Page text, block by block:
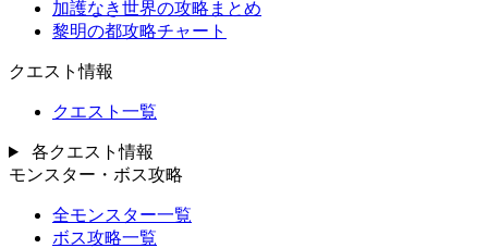
加護なき世界の攻略まとめ
黎明の都攻略チャート
クエスト情報
クエスト一覧
各クエスト情報
モンスター・ボス攻略
全モンスター一覧
ボス攻略一覧